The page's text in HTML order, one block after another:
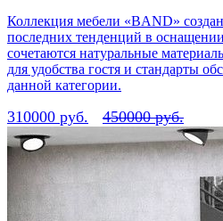
Коллекция мебели «BAND»
последних тенденций в
сочетаются натуральные
для удобства гостя и стандарты
данной категории.
310000 руб. 450000 руб.